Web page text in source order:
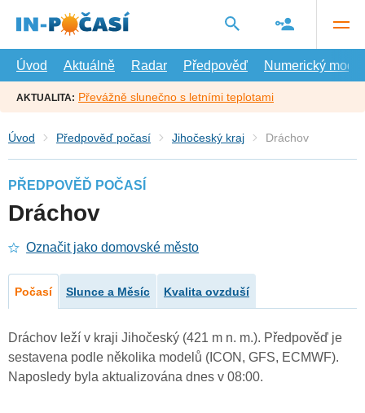
hlavní
Úvod
Aktuálně Radar Předpověď Numerický model
AKTUALITA: Převážně slunečno s letními teplotami
Úvod Předpověď počasí Jihočeský kraj Dráchov
PŘEDPOVĚĎ POČASÍ
Dráchov
Označit jako domovské město
Počasí Slunce a Měsíc Kvalita ovzduší
Dráchov leží v kraji Jihočeský (421 m n. m.). Předpověď je
sestavena podle několika modelů (ICON, GFS, ECMWF).
Naposledy byla aktualizována dnes v 08:00.